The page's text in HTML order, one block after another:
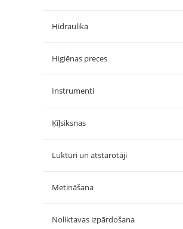
Hidraulika
Higiēnas preces
Instrumenti
Ķīļsiksnas
Lukturi un atstarotāji
Metināšana
Noliktavas izpārdošana